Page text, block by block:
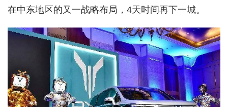
专题
极客圈
城建
科教
在中东地区的又一战略布局，4天时间再下一城。